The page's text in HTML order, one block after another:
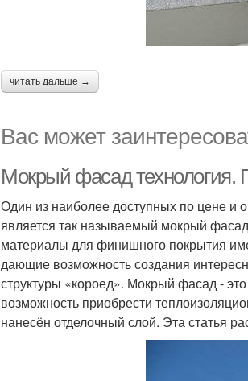
читать дальше →
Вас может
Мокрый фасад
Один из наиболее доступных по цене и
является так называемый мокрый
материалы для финишного покрытия
дающие возможность создания
структуры «короед». Мокрый фасад -
возможность приобрести
нанесён отделочный слой. Эта статья